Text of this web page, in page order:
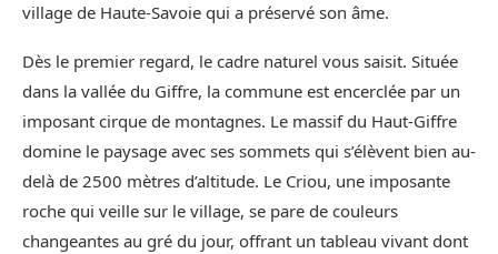
village de Haute-Savoie qui a préservé son âme.
Dès le premier regard, le cadre naturel vous saisit. Située
dans la vallée du Giffre, la commune est encerclée par un
imposant cirque de montagnes. Le massif du Haut-Giffre
domine le paysage avec ses sommets qui s’élèvent bien au-
delà de 2500 mètres d’altitude. Le Criou, une imposante
roche qui veille sur le village, se pare de couleurs
changeantes au gré du jour, offrant un tableau vivant dont